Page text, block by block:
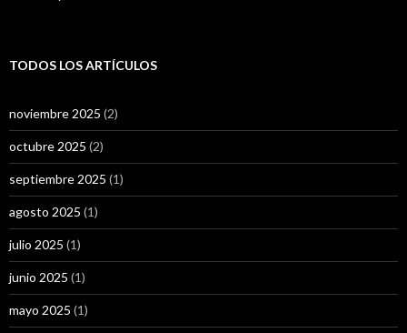
TODOS LOS ARTÍCULOS
noviembre 2025 (2)
octubre 2025 (2)
septiembre 2025 (1)
agosto 2025 (1)
julio 2025 (1)
junio 2025 (1)
mayo 2025 (1)